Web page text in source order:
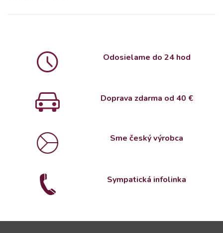
Odosielame do 24 hod
Doprava zdarma od 40 €
Sme český výrobca
Sympatická infolinka